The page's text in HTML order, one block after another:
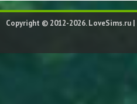
Copyright © 2012-2026. LoveSims.ru |